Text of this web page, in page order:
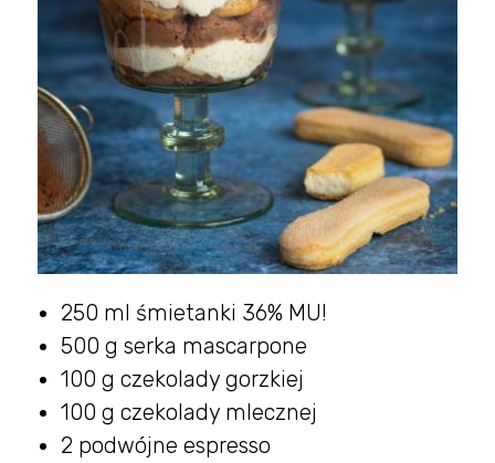
250 ml śmietanki 36% MU!
500 g serka mascarpone
100 g czekolady gorzkiej
100 g czekolady mlecznej
2 podwójne espresso